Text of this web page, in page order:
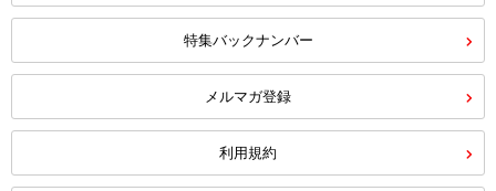
特集バックナンバー
メルマガ登録
利用規約